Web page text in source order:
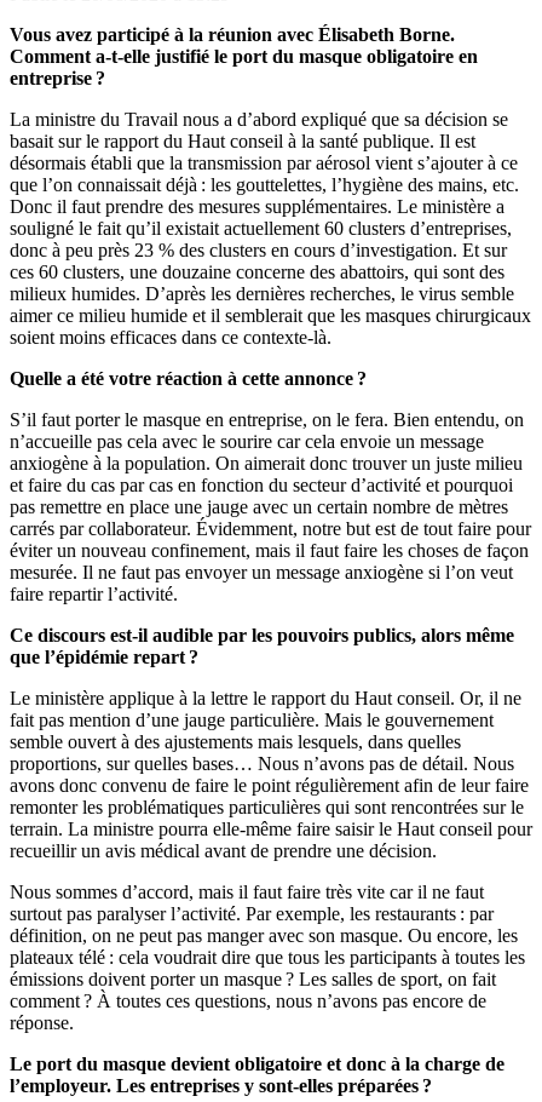
Vous avez participé à la réunion avec Élisabeth Borne.
Comment a-t-elle justifié le port du masque obligatoire en
entreprise ?
La ministre du Travail nous a d’abord expliqué que sa décision se
basait sur le rapport du Haut conseil à la santé publique. Il est
désormais établi que la transmission par aérosol vient s’ajouter à ce
que l’on connaissait déjà : les gouttelettes, l’hygiène des mains, etc.
Donc il faut prendre des mesures supplémentaires. Le ministère a
souligné le fait qu’il existait actuellement 60 clusters d’entreprises,
donc à peu près 23 % des clusters en cours d’investigation. Et sur
ces 60 clusters, une douzaine concerne des abattoirs, qui sont des
milieux humides. D’après les dernières recherches, le virus semble
aimer ce milieu humide et il semblerait que les masques chirurgicaux
soient moins efficaces dans ce contexte-là.
Quelle a été votre réaction à cette annonce ?
S’il faut porter le masque en entreprise, on le fera. Bien entendu, on
n’accueille pas cela avec le sourire car cela envoie un message
anxiogène à la population. On aimerait donc trouver un juste milieu
et faire du cas par cas en fonction du secteur d’activité et pourquoi
pas remettre en place une jauge avec un certain nombre de mètres
carrés par collaborateur. Évidemment, notre but est de tout faire pour
éviter un nouveau confinement, mais il faut faire les choses de façon
mesurée. Il ne faut pas envoyer un message anxiogène si l’on veut
faire repartir l’activité.
Ce discours est-il audible par les pouvoirs publics, alors même
que l’épidémie repart ?
Le ministère applique à la lettre le rapport du Haut conseil. Or, il ne
fait pas mention d’une jauge particulière. Mais le gouvernement
semble ouvert à des ajustements mais lesquels, dans quelles
proportions, sur quelles bases… Nous n’avons pas de détail. Nous
avons donc convenu de faire le point régulièrement afin de leur faire
remonter les problématiques particulières qui sont rencontrées sur le
terrain. La ministre pourra elle-même faire saisir le Haut conseil pour
recueillir un avis médical avant de prendre une décision.
Nous sommes d’accord, mais il faut faire très vite car il ne faut
surtout pas paralyser l’activité. Par exemple, les restaurants : par
définition, on ne peut pas manger avec son masque. Ou encore, les
plateaux télé : cela voudrait dire que tous les participants à toutes les
émissions doivent porter un masque ? Les salles de sport, on fait
comment ? À toutes ces questions, nous n’avons pas encore de
réponse.
Le port du masque devient obligatoire et donc à la charge de
l’employeur. Les entreprises y sont-elles préparées ?